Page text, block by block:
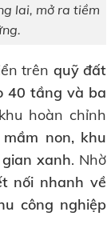
lai, mở ra tiềm
trên quỹ đất
40 tầng và ba
hoàn chỉnh
non, khu
xanh. Nhờ
nối nhanh về
công nghiệp